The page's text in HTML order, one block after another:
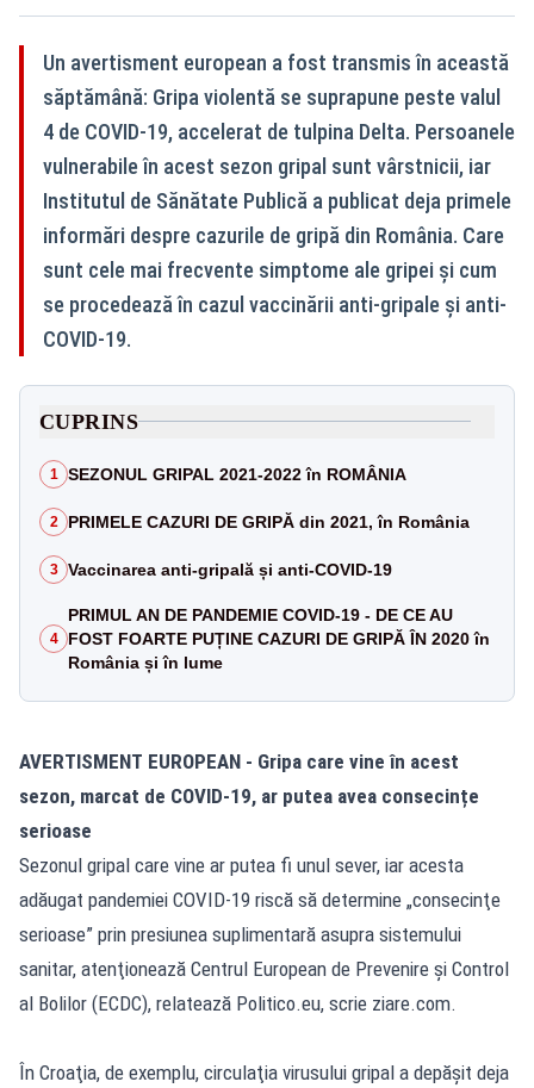
Un avertisment european a fost transmis în această
săptămână: Gripa violentă se suprapune peste valul
4 de COVID-19, accelerat de tulpina Delta. Persoanele
vulnerabile în acest sezon gripal sunt vârstnicii, iar
Institutul de Sănătate Publică a publicat deja primele
informări despre cazurile de gripă din România. Care
sunt cele mai frecvente simptome ale gripei și cum
se procedează în cazul vaccinării anti-gripale și anti-
COVID-19.
CUPRINS
1 SEZONUL GRIPAL 2021-2022 în ROMÂNIA
2 PRIMELE CAZURI DE GRIPĂ din 2021, în România
3 Vaccinarea anti-gripală și anti-COVID-19
4
PRIMUL AN DE PANDEMIE COVID-19 - DE CE AU
FOST FOARTE PUȚINE CAZURI DE GRIPĂ ÎN 2020 în
România și în lume
AVERTISMENT EUROPEAN - Gripa care vine în acest
sezon, marcat de COVID-19, ar putea avea consecințe
serioase
Sezonul gripal care vine ar putea fi unul sever, iar acesta
adăugat pandemiei COVID-19 riscă să determine „consecinţe
serioase” prin presiunea suplimentară asupra sistemului
sanitar, atenţionează Centrul European de Prevenire şi Control
al Bolilor (ECDC), relatează Politico.eu, scrie ziare.com.
În Croaţia, de exemplu, circulaţia virusului gripal a depăşit deja